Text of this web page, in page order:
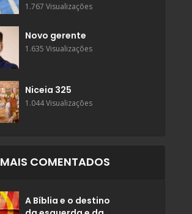
1.767 Visualizações
Novo gerente
1.635 Visualizações
Niceia 325
1.044 Visualizações
MAIS COMENTADOS
A Bíblia e o destino